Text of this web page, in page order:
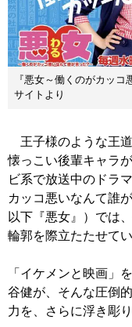
『悪女～働くのがカッ
サイトより
王子様のような王
懐っこい後輩キャラ
ビ系で放送中のドラ
カッコ悪いなんて誰
以下『悪女』）では
輪郭を際立たたせてい
「イケメンと映画」
谷健が、そんな圧倒
力を、さらに浮き彫